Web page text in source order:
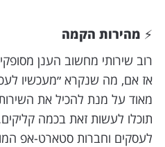
⚡️ מהירות הקמה
רוב שירותי מחשוב הענן
אז אם, מה שנקרא ״מעכשיו
מאוד על מנת להכיל את
תוכלו לעשות זאת בכמה
לעסקים וחברות סטארט-אפ